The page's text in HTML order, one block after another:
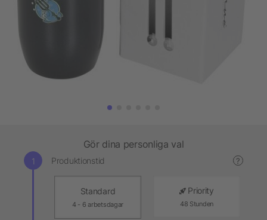
Gör dina personliga val
Produktionstid ?
Standard
4 - 6 arbetsdagar
Priority
48 Stunden